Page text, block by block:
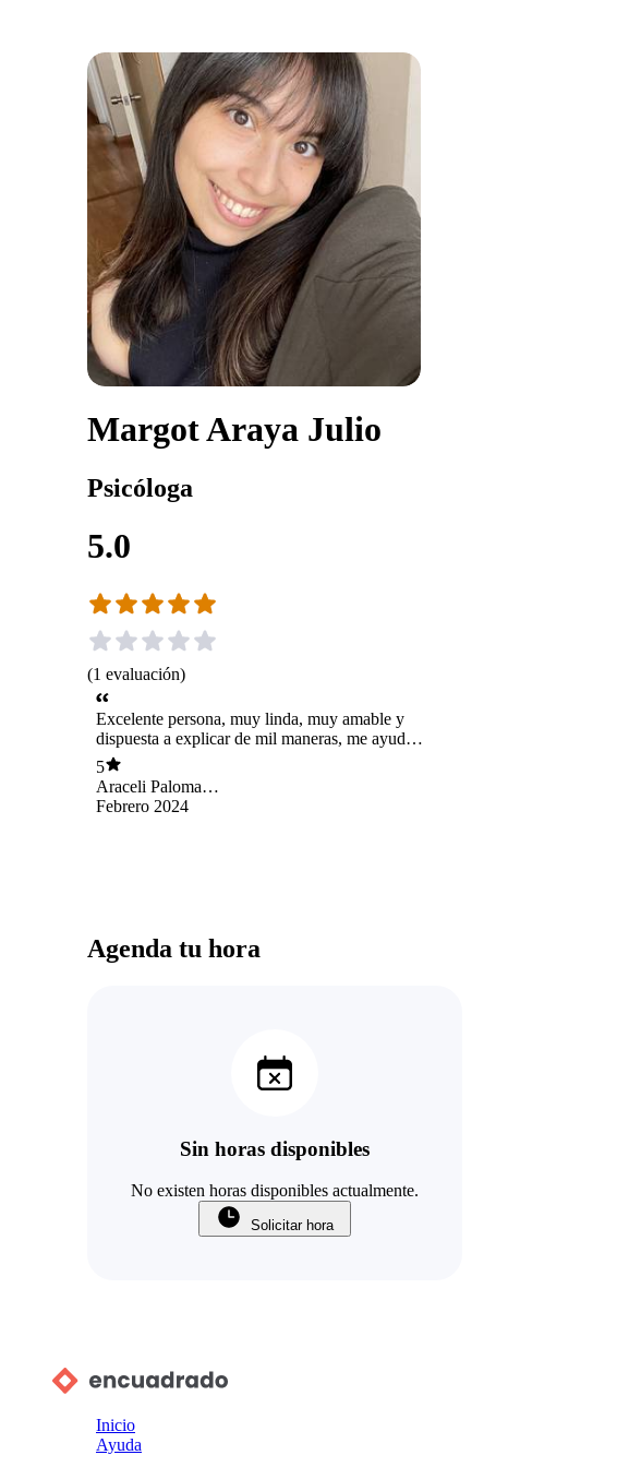
Margot Araya Julio
Psicóloga
5.0
(1 evaluación)
Excelente persona, muy linda, muy amable y
dispuesta a explicar de mil maneras, me ayudó
mucho
5
Araceli Paloma
López Galiano
Febrero 2024
Agenda tu hora
Sin horas disponibles
No existen horas disponibles actualmente.
Solicitar hora
Inicio
Ayuda